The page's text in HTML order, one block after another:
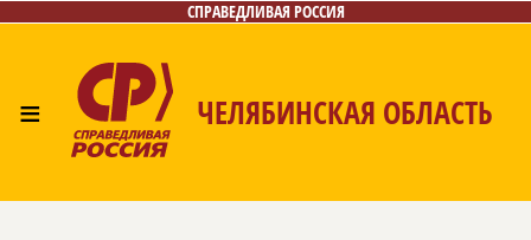
СПРАВЕДЛИВАЯ РОССИЯ
≡ ЧЕЛЯБИНСКАЯ ОБЛАСТЬ